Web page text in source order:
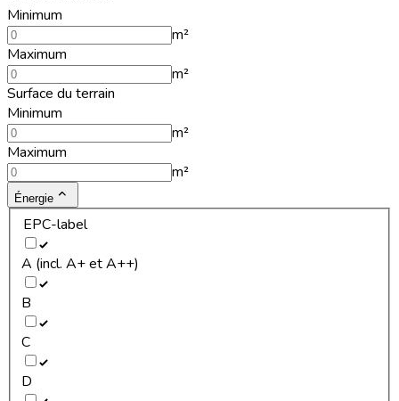
Minimum
m²
Maximum
m²
Surface du terrain
Minimum
m²
Maximum
m²
Énergie
EPC-label
A (incl. A+ et A++)
B
C
D